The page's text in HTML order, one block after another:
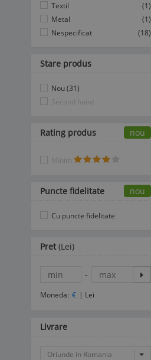
Textil
(1)
Metal
(1)
Nespecificat
(18)
Stare produs
Nou (31)
Second hand
Rating produs nou
Minim
Puncte fidelitate nou
Cu puncte fidelitate
Pret (Lei)
-
Moneda: € | Lei
Livrare
Oriunde in Romania